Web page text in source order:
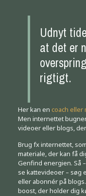
Udnyt
at det er
rigtigt.
Her kan en coach
Men internettet
videoer eller blogs,
Brug fx internettet,
materiale, der kan få
Genfind energien. Så
se kattevideoer – søg
eller abonnér på
boost, der holder dig